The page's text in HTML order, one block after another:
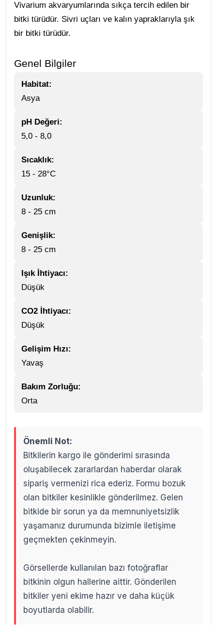
Vivarium akvaryumlarında sıkça tercih edilen bir
bitki türüdür. Sivri uçları ve kalın yapraklarıyla şık
bir bitki türüdür.
Genel Bilgiler
Habitat:
Asya
pH Değeri:
5,0 - 8,0
Sıcaklık:
15 - 28°C
Uzunluk:
8 - 25 cm
Genişlik:
8 - 25 cm
Işık İhtiyacı:
Düşük
CO2 İhtiyacı:
Düşük
Gelişim Hızı:
Yavaş
Bakım Zorluğu:
Orta
Önemli Not:
Bitkilerin kargo ile gönderimi sırasında
oluşabilecek zararlardan haberdar olarak
sipariş vermenizi rica ederiz. Formu bozuk
olan bitkiler kesinlikle gönderilmez. Gelen
bitkide bir sorun ya da memnuniyetsizlik
yaşamanız durumunda bizimle iletişime
geçmekten çekinmeyin.
Görsellerde kullanılan bazı fotoğraflar
bitkinin olgun hallerine aittir. Gönderilen
bitkiler yeni ekime hazır ve daha küçük
boyutlarda olabilir.